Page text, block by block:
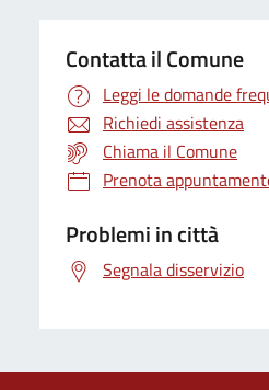
Contatta il Comune
Leggi le domande
Richiedi assistenza
Chiama il Comune
Prenota
Problemi in città
Segnala disservizio